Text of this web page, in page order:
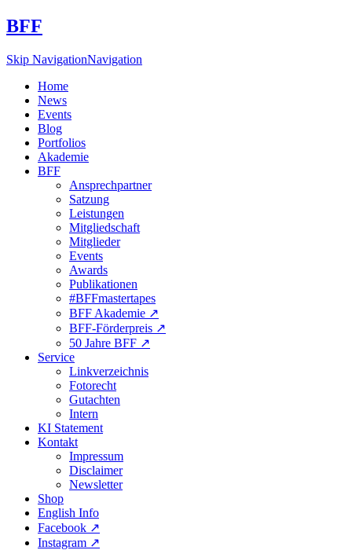
BFF
Skip NavigationNavigation
Home
News
Events
Blog
Portfolios
Akademie
BFF
Ansprechpartner
Satzung
Leistungen
Mitgliedschaft
Mitglieder
Events
Awards
Publikationen
#BFFmastertapes
BFF Akademie ↗︎
BFF-Förderpreis ↗︎
50 Jahre BFF ↗︎
Service
Linkverzeichnis
Fotorecht
Gutachten
Intern
KI Statement
Kontakt
Impressum
Disclaimer
Newsletter
Shop
English Info
Facebook ↗︎
Instagram ↗︎